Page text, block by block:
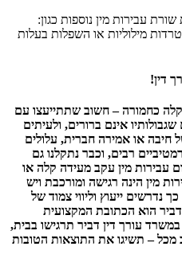
עבירות מין נוספות כגון:
מילוליות או השפלות בעלות
דין!
כחמורה – חשוב שתתייעצו עם
אינם ברורים, ולעיתים
חיבה או אמירה חברית, עלולים
רבים, וכבר נתקלנו גם
עבירות מין עקב מעידה קלה או
מין הינה רגישה ומורכבת ויש
ייעוץ וליווי צמוד של
הוא הכתובת המקצועית
עורך דין דביר תרגישו בבית,
מכל – תשיגו את התוצאות הטובות